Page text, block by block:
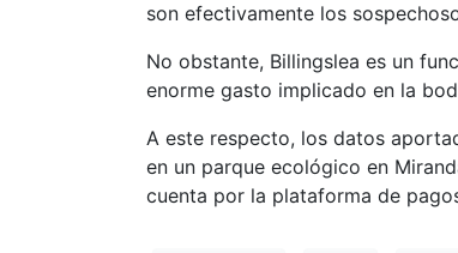
son efectivamente los
No obstante, Billingslea es un
enorme gasto implicado en la
A este respecto, los datos
en un parque ecológico en
cuenta por la plataforma de